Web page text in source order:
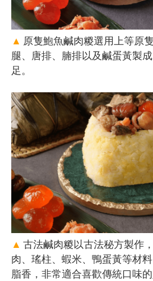
▲ 原隻鮑魚鹹肉糉選用上等原
腿、唐排、腩排以及鹹蛋黃製
足。
▲ 古法鹹肉糉以古法秘方製作
肉、瑤柱、蝦米、鴨蛋黃等材
脂香，非常適合喜歡傳統口味的